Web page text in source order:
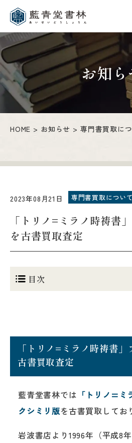
お知ら
HOME お知らせ 専門書買取に
2023年08月21日 専門書買取について
「トリノ=ミラノ時祷書
を古書買取査定
目次
「トリノ=ミラノ時祷書
古書買取査定
藍青堂書林では 「トリノ=ミ
クシミリ版を古書買取してお
岩波書店より1996年（平成8